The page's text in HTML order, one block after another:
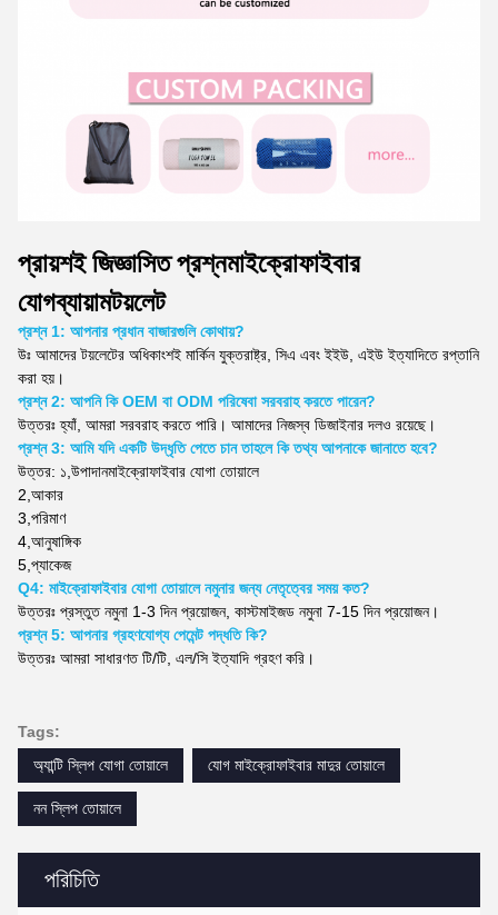
পরিচিতি
প্রায়শই জিজ্ঞাসিত প্রশ্নমাইক্রোফাইবার
যোগব্যায়ামটয়লেট
প্রশ্ন 1: আপনার প্রধান বাজারগুলি কোথায়?
উঃ আমাদের টয়লেটের অধিকাংশই মার্কিন যুক্তরাষ্ট্র, সিএ এবং ইইউ, এইউ ইত্যাদিতে রপ্তানি
করা হয়।
প্রশ্ন 2: আপনি কি OEM বা ODM পরিষেবা সরবরাহ করতে পারেন?
উত্তরঃ হ্যাঁ, আমরা সরবরাহ করতে পারি। আমাদের নিজস্ব ডিজাইনার দলও রয়েছে।
প্রশ্ন 3: আমি যদি একটি উদ্ধৃতি পেতে চান তাহলে কি তথ্য আপনাকে জানাতে হবে?
উত্তর: ১,উপাদানমাইক্রোফাইবার যোগা তোয়ালে
2,আকার
3,পরিমাণ
4,আনুষাঙ্গিক
5,প্যাকেজ
Q4: মাইক্রোফাইবার যোগা তোয়ালে নমুনার জন্য নেতৃত্বের সময় কত?
উত্তরঃ প্রস্তুত নমুনা 1-3 দিন প্রয়োজন, কাস্টমাইজড নমুনা 7-15 দিন প্রয়োজন।
প্রশ্ন 5: আপনার গ্রহণযোগ্য পেমেন্ট পদ্ধতি কি?
উত্তরঃ আমরা সাধারণত টি/টি, এল/সি ইত্যাদি গ্রহণ করি।
Tags:
অ্যান্টি স্লিপ যোগা তোয়ালে
যোগ মাইক্রোফাইবার মাদুর তোয়ালে
নন স্লিপ তোয়ালে